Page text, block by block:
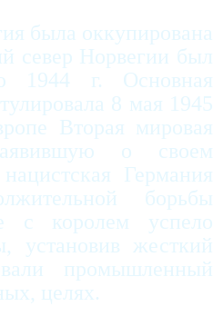
была оккупирована
север Норвегии был
1944 г. Основная
8 мая 1945
Вторая мировая
о своем
Германия
борьбы
с королем успело
установив жесткий
промышленный
целях.